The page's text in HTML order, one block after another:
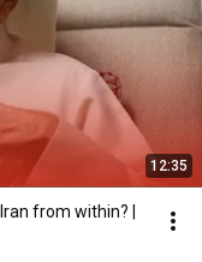
12:35
from within? |